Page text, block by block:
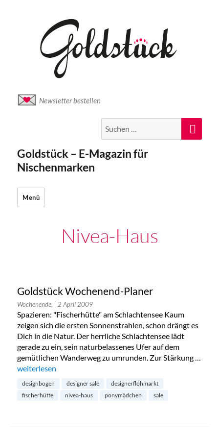
Newsletter bestellen
nach:
Goldstück – E-Magazin für
Nischenmarken
Menü
Nivea-Haus
Goldstück Wochenend-Planer
Wochenende, | 2 April 2009
Spazieren: "Fischerhütte" am Schlachtensee Kaum
zeigen sich die ersten Sonnenstrahlen, schon drängt es
Dich in die Natur. Der herrliche Schlachtensee lädt
gerade zu ein, sein naturbelassenes Ufer auf dem
gemütlichen Wanderweg zu umrunden. Zur Stärkung …
„Goldstück Wochenend-Planer“
weiterlesen
designbogen designer sale
designerflohmarkt
fischerhütte
nivea-haus ponymädchen sale